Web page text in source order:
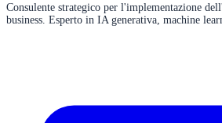
Consulente strategico per l'implementazione
business. Esperto in IA generativa, machine